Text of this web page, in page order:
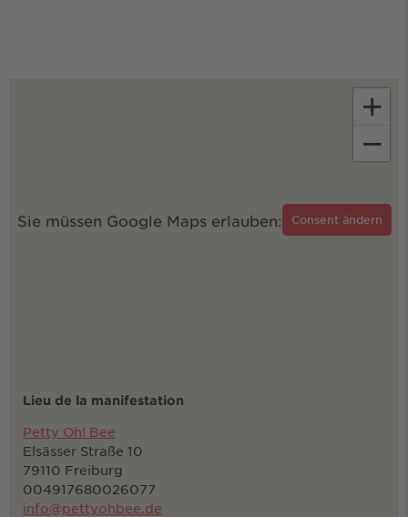
Sie müssen Google Maps erlauben: Consent ändern
+
−
Lieu de la manifestation
Petty Oh! Bee
Elsässer Straße 10
79110 Freiburg
004917680026077
info@pettyohbee.de